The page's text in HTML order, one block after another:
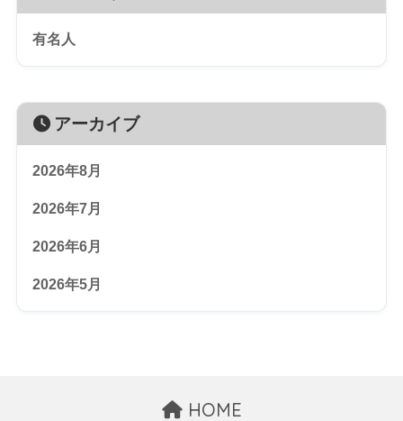
有名人
アーカイブ
2026年8月
2026年7月
2026年6月
2026年5月
HOME